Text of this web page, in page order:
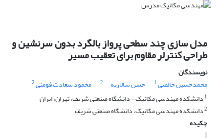
مدل سازی چند سطحی پرواز بالگرد بدون سرنشین و
طراحی کنترلر مقاوم برای تعقیب مسیر
نویسندگان
محمدحسین خالصی1 حسن سالاریه 2 محمود سعادت فومنی2
1 دانشکده مهندسی مکانیک - دانشگاه صنعتی شریف، تهران، ایران
2دانشکده مهندسی مکانیک، دانشگاه صنعتی شریف
چکیده